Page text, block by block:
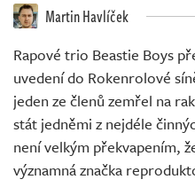
Martin Havlíček
Rapové trio Beastie Boys
uvedení do Rokenrolové
jeden ze členů zemřel na
stát jedněmi z nejdéle
není velkým překvapením,
významná značka